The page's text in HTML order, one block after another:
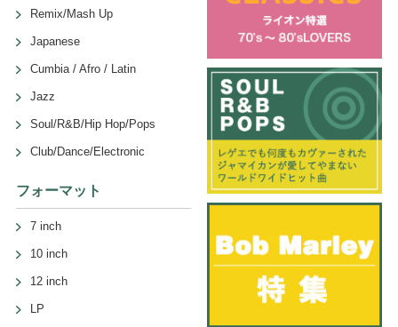
Remix/Mash Up
Japanese
Cumbia / Afro / Latin
Jazz
Soul/R&B/Hip Hop/Pops
Club/Dance/Electronic
フォーマット
7 inch
10 inch
12 inch
LP